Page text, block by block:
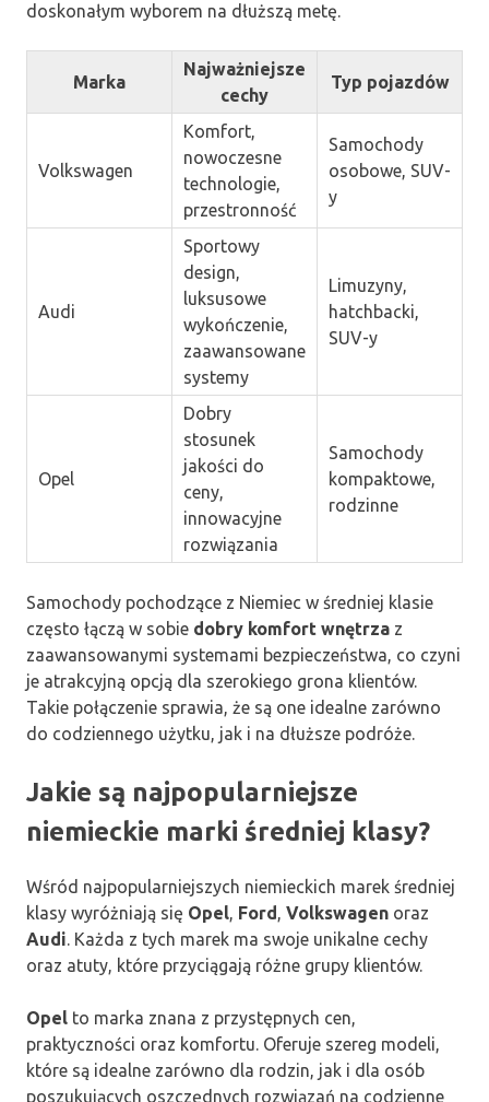
doskonałym wyborem na dłuższą metę.
Marka
Najważniejsze
cechy
Typ pojazdów
Volkswagen
Komfort,
nowoczesne
technologie,
przestronność
Samochody
osobowe, SUV-
y
Audi
Sportowy
design,
luksusowe
wykończenie,
zaawansowane
systemy
Limuzyny,
hatchbacki,
SUV-y
Opel
Dobry
stosunek
jakości do
ceny,
innowacyjne
rozwiązania
Samochody
kompaktowe,
rodzinne
Samochody pochodzące z Niemiec w średniej klasie
często łączą w sobie dobry komfort wnętrza z
zaawansowanymi systemami bezpieczeństwa, co czyni
je atrakcyjną opcją dla szerokiego grona klientów.
Takie połączenie sprawia, że są one idealne zarówno
do codziennego użytku, jak i na dłuższe podróże.
Jakie są najpopularniejsze
niemieckie marki średniej klasy?
Wśród najpopularniejszych niemieckich marek średniej
klasy wyróżniają się Opel, Ford, Volkswagen oraz
Audi. Każda z tych marek ma swoje unikalne cechy
oraz atuty, które przyciągają różne grupy klientów.
Opel to marka znana z przystępnych cen,
praktyczności oraz komfortu. Oferuje szereg modeli,
które są idealne zarówno dla rodzin, jak i dla osób
poszukujących oszczędnych rozwiązań na codzienne